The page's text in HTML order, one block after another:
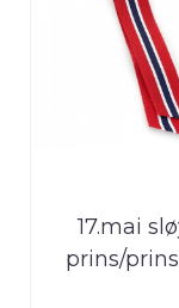
17.mai
prins/